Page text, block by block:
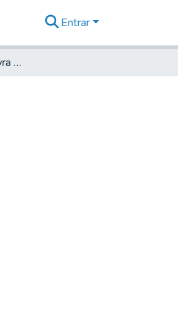
Entrar
Para Duarte Joze Ferreyra de Albuquerque, Piahy